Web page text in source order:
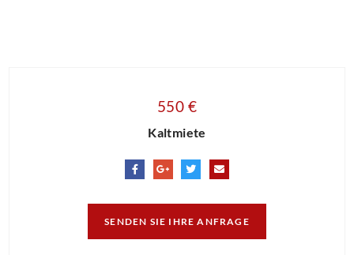
550 €
Kaltmiete
SENDEN SIE IHRE ANFRAGE